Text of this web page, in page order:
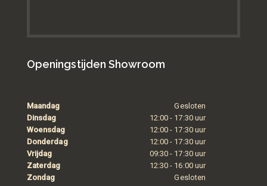
Openingstijden Showroom
Maandag
Gesloten
Dinsdag
12:00 - 17:30 uur
Woensdag
12:00 - 17:30 uur
Donderdag
12:00 - 17:30 uur
Vrijdag
09:30 - 17:30 uur
Zaterdag
12:30 - 16:00 uur
Zondag
Gesloten